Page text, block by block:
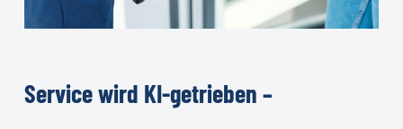
Servicewird KI-getrieben –